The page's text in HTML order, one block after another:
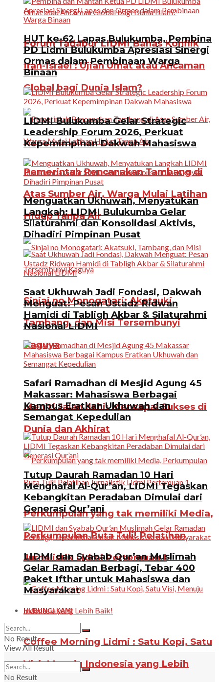
Forum Tadabur LIDMI Bahas Konflik
Iran-Israel : Ujian Umat atau Ancaman
Global bagi Dunia Islam?
Pemerintah Rencanakan Tambang di
Atas Sumber Air, Warga Mulai Latihan
Hidup Tanpa Air
Sinjai no Monogatari: Akatsuki,
Tambang, dan Misi Tersembunyi
Kaguya
Meniti Jalan Ilahi: Mencapai Sukses di
Dunia dan Akhirat
Perkumpulan yang tak memiliki Media,
Perkumpulan Buta Tuli! Pelatihan
Jurnalistik Lidmi Pertemuan 1
Coffee Morning Lidmi : Satu Kopi, Satu
Visi, Menuju Indonesia yang Lebih
HUT ke-62 Lapas Bulukumba, Pembina
PD Lidmi Bulukumba Apresiasi Sinergi
Ormas dalam Pembinaan Warga
Binaan
LIDMI Bulukumba Gelar Strategic
Leadership Forum 2026, Perkuat
Kepemimpinan Dakwah Mahasiswa
Menguatkan Ukhuwah, Menyatukan
Langkah: LIDMI Bulukumba Gelar
Silaturahmi dan Konsolidasi Aktivis,
Dihadiri Pimpinan Pusat
Saat Ukhuwah Jadi Fondasi, Dakwah
Menguat: Pesan Ustadz Ridwan
Hamidi di Tabligh Akbar & Silaturahmi
Nasional LIDMI
Safari Ramadhan di Mesjid Agung 45
Makassar: Mahasiswa Berbagai
Kampus Eratkan Ukhuwah dan
Semangat Kepedulian
Tutup Daurah Ramadan 10 Hari
Menghafal Al-Qur’an, LIDMI Tegaskan
Kebangkitan Peradaban Dimulai dari
Generasi Qur’ani
LIDMI dan Syabab Qur’an Muslimah
Gelar Ramadan Berbagi, Tebar 400
Paket Ifthar untuk Mahasiswa dan
Masyarakat
HUBUNGI KAMI
No Result
View All Result
No Result